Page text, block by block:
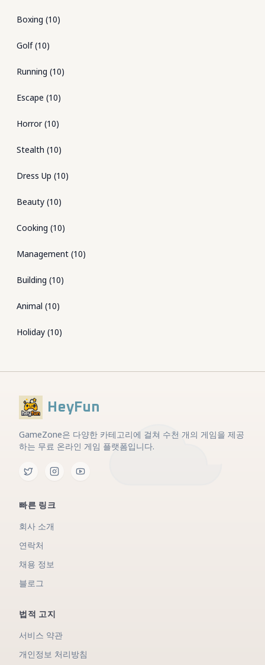
Boxing (10)
Golf(10)
Running (10)
Escape (10)
Horror(10)
Stealth (10)
Dress Up (10)
Beauty (10)
Cooking (10)
Management (10)
Building (10)
Animal (10)
Holiday (10)
HeyFun
GameZone은 다양한 카테고리에 걸쳐 수천 개의 게임을 제공
하는 무료 온라인 게임 플랫폼입니다.
빠른 링크
회사 소개
연락처
채용 정보
블로그
법적 고지
서비스 약관
개인정보 처리방침